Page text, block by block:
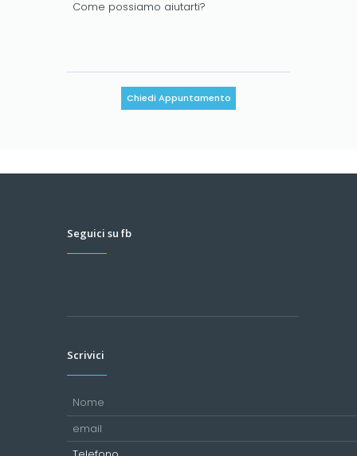
Seguici su fb
Scrivici